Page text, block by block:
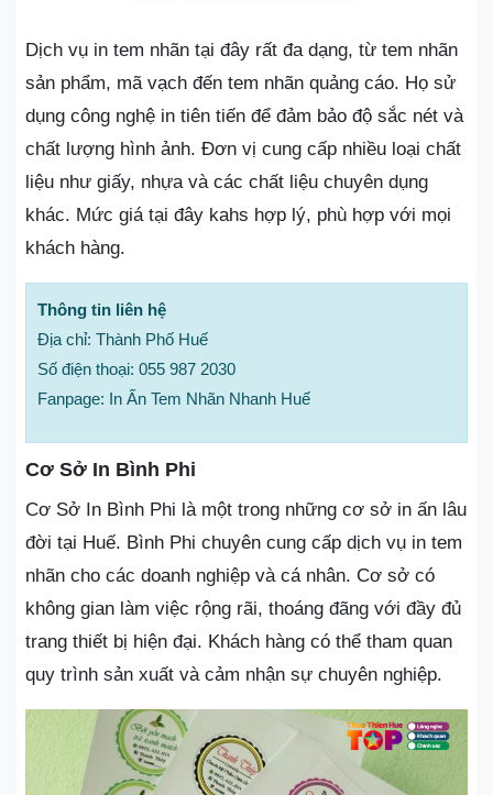
Dịch vụ in tem nhãn tại đây rất đa dạng, từ tem nhãn
sản phẩm, mã vạch đến tem nhãn quảng cáo. Họ sử
dụng công nghệ in tiên tiến để đảm bảo độ sắc nét và
chất lượng hình ảnh. Đơn vị cung cấp nhiều loại chất
liệu như giấy, nhựa và các chất liệu chuyên dụng
khác. Mức giá tại đây kahs hợp lý, phù hợp với mọi
khách hàng.
Thông tin liên hệ
Địa chỉ: Thành Phố Huế
Số điện thoại: 055 987 2030
Fanpage: In Ấn Tem Nhãn Nhanh Huế
Cơ Sở In Bình Phi
Cơ Sở In Bình Phi là một trong những cơ sở in ấn lâu
đời tại Huế. Bình Phi chuyên cung cấp dịch vụ in tem
nhãn cho các doanh nghiệp và cá nhân. Cơ sở có
không gian làm việc rộng rãi, thoáng đãng với đầy đủ
trang thiết bị hiện đại. Khách hàng có thể tham quan
quy trình sản xuất và cảm nhận sự chuyên nghiệp.